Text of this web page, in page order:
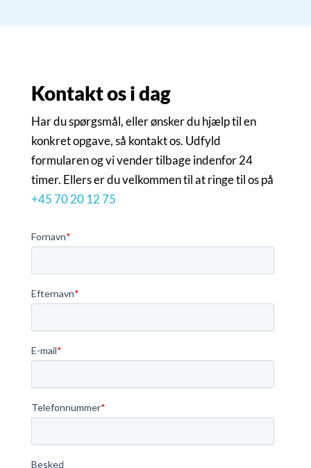
Kontakt os i dag
Har du spørgsmål, eller ønsker du hjælp til en
konkret opgave, så kontakt os. Udfyld
formularen og vi vender tilbage indenfor 24
timer. Ellers er du velkommen til at ringe til os på
+45 70 20 12 75